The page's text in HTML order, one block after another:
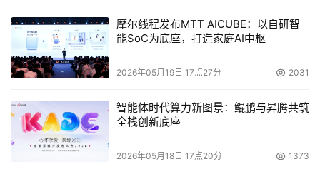
摩尔线程发布MTT AICUBE：以自研智
能SoC为底座，打造家庭AI中枢
2026年05月19日 17点27分 2031
智能体时代算力新图景：鲲鹏与昇腾共筑
全栈创新底座
2026年05月18日 17点20分 1373